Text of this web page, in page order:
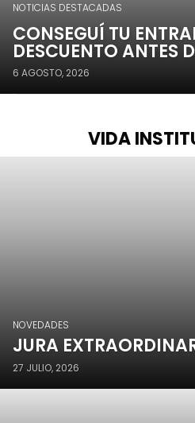
NOTICIAS DESTACADAS
CONSEGUÍ TU
DESCUENTO ANTES
6 AGOSTO, 2026
VIDA
NOVEDADES
JURA
27 JULIO, 2026